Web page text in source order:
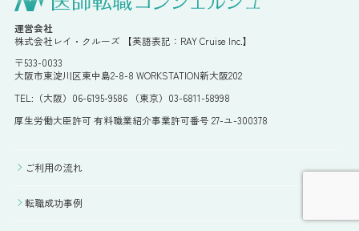
運営会社
株式会社レイ・クルーズ 【英語表記：RAY Cruise Inc.】
〒533-0033
大阪市東淀川区東中島2-8-8 WORKSTATION新大阪202
TEL:（大阪）06-6195-9586 （東京）03-6811-58998
厚生労働大臣許可 有料職業紹介事業許可番号 27-ユ-300378
ご利用の流れ
転職成功事例